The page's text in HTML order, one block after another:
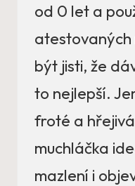
od 0 let a
atestovaných
být jisti, že
to nejlepší.
froté a
muchláčka
mazlení i